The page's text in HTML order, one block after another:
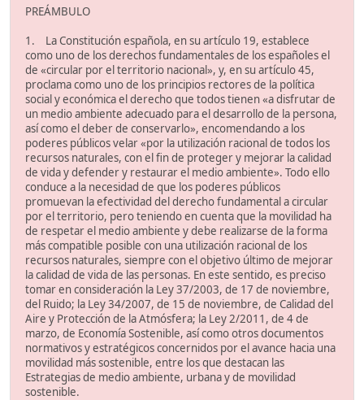
PREÁMBULO
1. La Constitución española, en su artículo 19, establece
como uno de los derechos fundamentales de los españoles el
de «circular por el territorio nacional», y, en su artículo 45,
proclama como uno de los principios rectores de la política
social y económica el derecho que todos tienen «a disfrutar de
un medio ambiente adecuado para el desarrollo de la persona,
así como el deber de conservarlo», encomendando a los
poderes públicos velar «por la utilización racional de todos los
recursos naturales, con el fin de proteger y mejorar la calidad
de vida y defender y restaurar el medio ambiente». Todo ello
conduce a la necesidad de que los poderes públicos
promuevan la efectividad del derecho fundamental a circular
por el territorio, pero teniendo en cuenta que la movilidad ha
de respetar el medio ambiente y debe realizarse de la forma
más compatible posible con una utilización racional de los
recursos naturales, siempre con el objetivo último de mejorar
la calidad de vida de las personas. En este sentido, es preciso
tomar en consideración la Ley 37/2003, de 17 de noviembre,
del Ruido; la Ley 34/2007, de 15 de noviembre, de Calidad del
Aire y Protección de la Atmósfera; la Ley 2/2011, de 4 de
marzo, de Economía Sostenible, así como otros documentos
normativos y estratégicos concernidos por el avance hacia una
movilidad más sostenible, entre los que destacan las
Estrategias de medio ambiente, urbana y de movilidad
sostenible.